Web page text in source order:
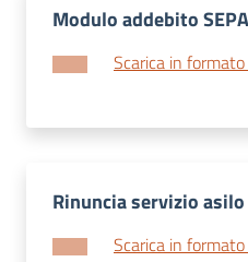
Modulo addebito
Scarica in formato
Rinuncia servizio
Scarica in formato